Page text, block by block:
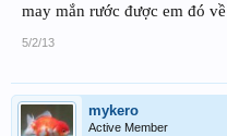
may mắn rước được em đó
5/2/13
mykero
Active Member